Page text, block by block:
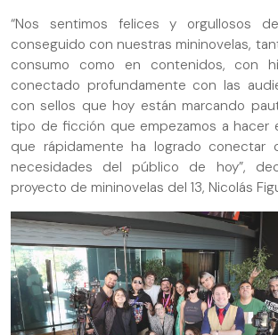
“Nos sentimos felices y orgullosos
conseguido con nuestras mininovelas,
consumo como en contenidos, con
conectado profundamente con las
con sellos que hoy están marcando
tipo de ficción que empezamos a hacer
que rápidamente ha logrado conectar
necesidades del público de hoy”,
proyecto de mininovelas del 13, Nicolás